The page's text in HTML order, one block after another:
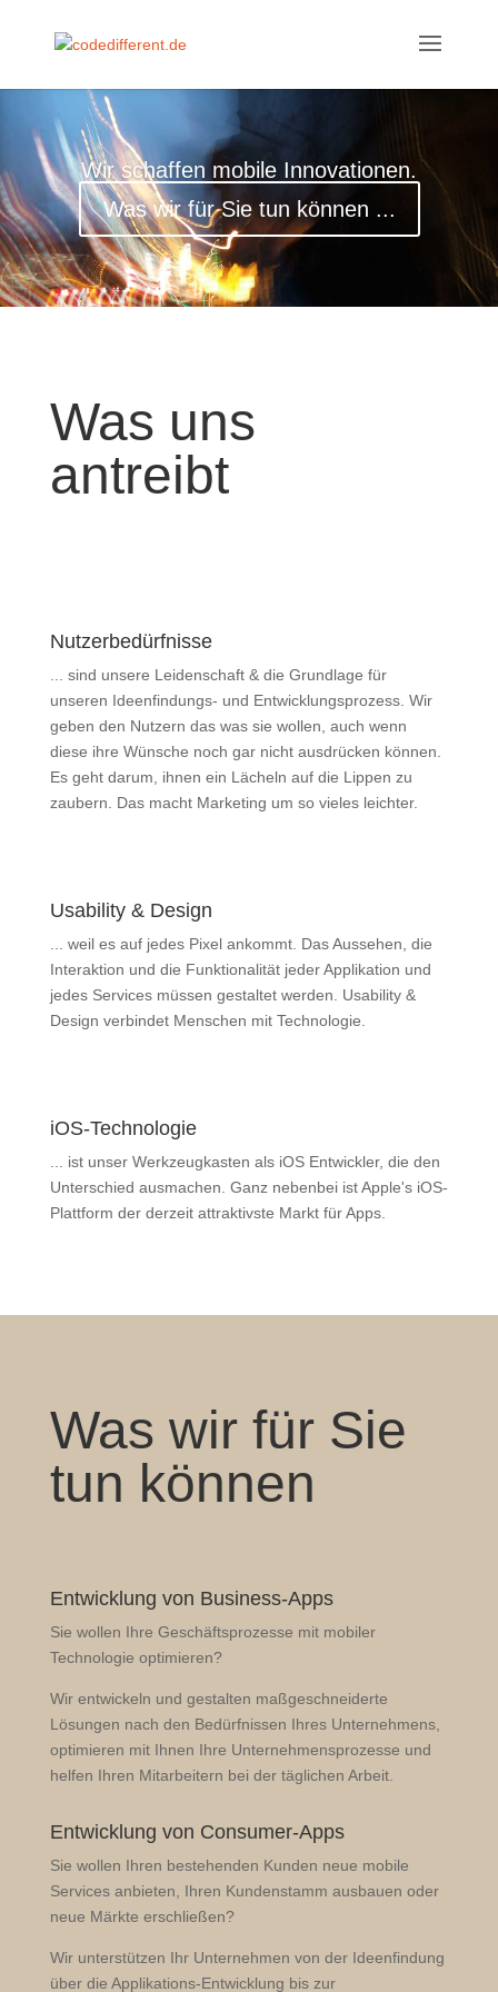
Wir schaffen mobile Innovationen.
Was wir für Sie tun können ...
Was uns
antreibt
Nutzerbedürfnisse
... sind unsere Leidenschaft & die Grundlage für
unseren Ideenfindungs- und Entwicklungsprozess. Wir
geben den Nutzern das was sie wollen, auch wenn
diese ihre Wünsche noch gar nicht ausdrücken können.
Es geht darum, ihnen ein Lächeln auf die Lippen zu
zaubern. Das macht Marketing um so vieles leichter.
Usability & Design
... weil es auf jedes Pixel ankommt. Das Aussehen, die
Interaktion und die Funktionalität jeder Applikation und
jedes Services müssen gestaltet werden. Usability &
Design verbindet Menschen mit Technologie.
iOS-Technologie
... ist unser Werkzeugkasten als iOS Entwickler, die den
Unterschied ausmachen. Ganz nebenbei ist Apple's iOS-
Plattform der derzeit attraktivste Markt für Apps.
Was wir für Sie
tun können
Entwicklung von Business-Apps
Sie wollen Ihre Geschäftsprozesse mit mobiler
Technologie optimieren?
Wir entwickeln und gestalten maßgeschneiderte
Lösungen nach den Bedürfnissen Ihres Unternehmens,
optimieren mit Ihnen Ihre Unternehmensprozesse und
helfen Ihren Mitarbeitern bei der täglichen Arbeit.
Entwicklung von Consumer-Apps
Sie wollen Ihren bestehenden Kunden neue mobile
Services anbieten, Ihren Kundenstamm ausbauen oder
neue Märkte erschließen?
Wir unterstützen Ihr Unternehmen von der Ideenfindung
über die Applikations-Entwicklung bis zur